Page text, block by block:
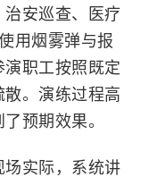
安巡查、医疗
用烟雾弹与报
职工按照既定
。演练过程高
预期效果。
实际，系统讲